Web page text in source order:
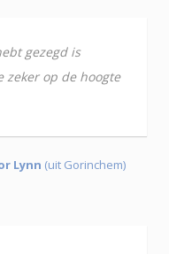
gezegd is
zeker op de hoogte
Lynn (uit Gorinchem)